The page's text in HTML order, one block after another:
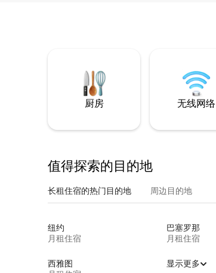
厨房 无线网络
值得探索的目的地
长租住宿的热门目的地 周边目的地
纽约
月租住宿
巴塞罗那
月租住宿
西雅图
显示更多